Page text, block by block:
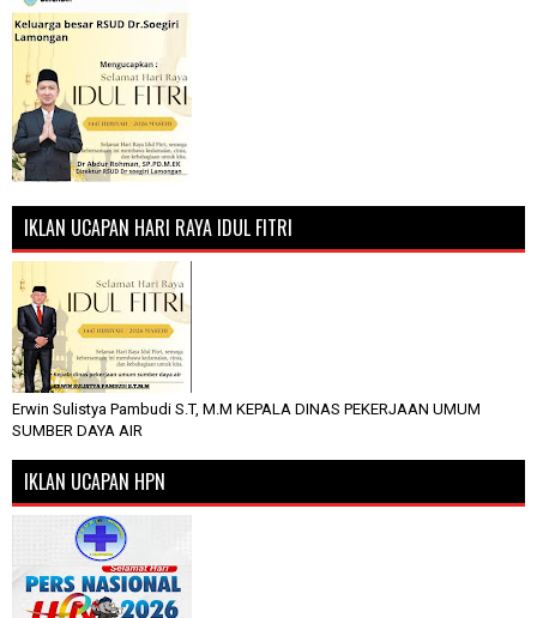
IKLAN UCAPAN HARI RAYA IDUL FITRI
Erwin Sulistya Pambudi S.T, M.M KEPALA DINAS PEKERJAAN UMUM
SUMBER DAYA AIR
IKLAN UCAPAN HPN